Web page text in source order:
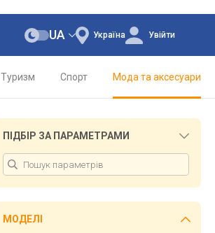
Україна
UA Увійти
Туризм Спорт Мода та аксесуари
ПІДБІР ЗА ПАРАМЕТРАМИ
МОДЕЛІ